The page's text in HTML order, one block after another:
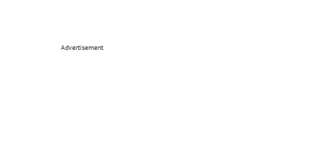
Advertisement